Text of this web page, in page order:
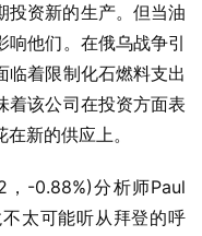
投资新的生产。但当油
响他们。在俄乌战争引
临着限制化石燃料支出
着该公司在投资方面表
新的供应上。
，-0.88%)分析师Paul
太可能听从拜登的呼